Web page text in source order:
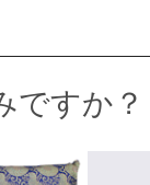
ですか？